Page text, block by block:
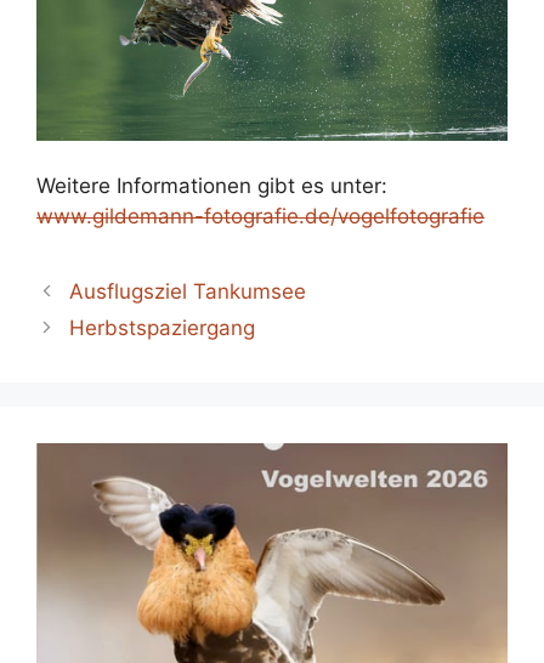
Weitere Informationen gibt es unter:
www.gildemann-fotografie.de/vogelfotografie
Ausflugsziel Tankumsee
Herbstspaziergang